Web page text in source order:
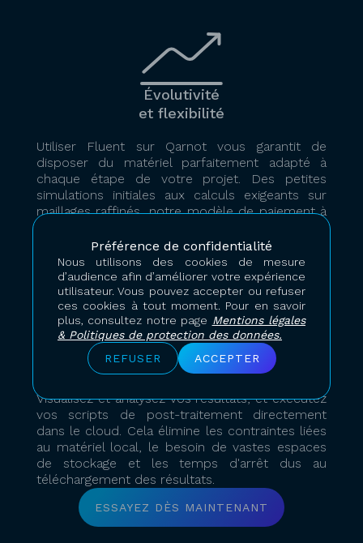
Préférence de confidentialité
Nous utilisons des cookies de mesure
d’audience afin d’améliorer votre expérience
utilisateur. Vous pouvez accepter ou refuser
ces cookies à tout moment. Pour en savoir
plus, consultez notre page Mentions légales
& Politiques de protection des données.
REFUSER
ACCEPTER
Évolutivité
et flexibilité
Utiliser Fluent sur Qarnot vous garantit de
disposer du matériel parfaitement adapté à
chaque étape de votre projet. Des petites
simulations initiales aux calculs exigeants sur
maillages raffinés, notre modèle de paiement à
Post-traitement
à distance
Visualisez et analysez vos résultats, et exécutez
vos scripts de post-traitement directement
dans le cloud. Cela élimine les contraintes liées
au matériel local, le besoin de vastes espaces
de stockage et les temps d'arrêt dus au
téléchargement des résultats.
ESSAYEZ DÈS MAINTENANT